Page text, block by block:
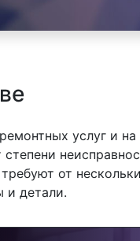
услуг и
от
и детали.